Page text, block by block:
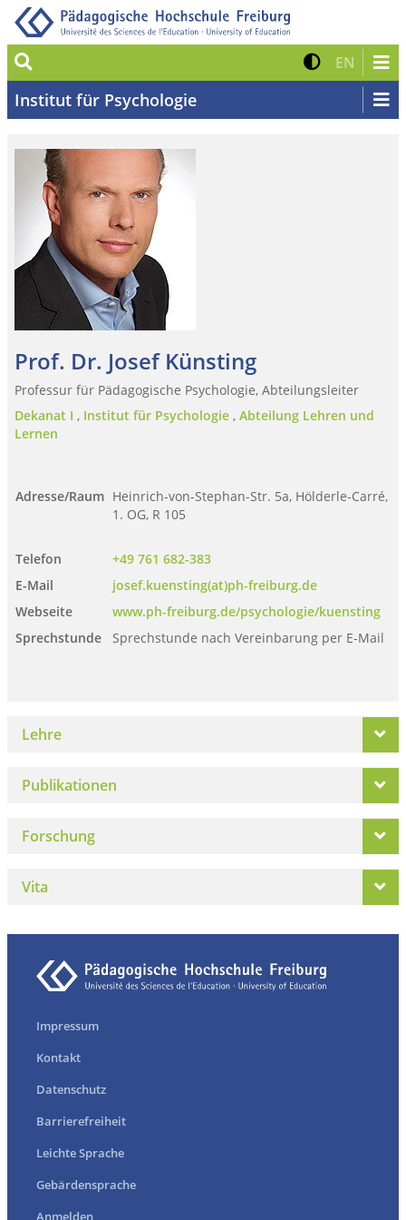
Suche Kontrast
EN Zur
Institut für Psychologie
Prof. Dr. Josef Künsting
Professur für Pädagogische Psychologie, Abteilungsleiter
Dekanat I , Institut für Psychologie , Abteilung Lehren und
Lernen
Adresse/Raum Heinrich-von-Stephan-Str. 5a, Hölderle-Carré,
1. OG, R 105
Telefon
+49 761 682-383
E-Mail
josef.kuensting(at)ph-freiburg.de
Webseite
www.ph-freiburg.de/psychologie/kuensting
Sprechstunde
Sprechstunde nach Vereinbarung per E-Mail
Lehre
Publikationen
Forschung
Vita
Impressum
Kontakt
Datenschutz
Barrierefreiheit
Leichte Sprache
Gebärdensprache
Anmelden